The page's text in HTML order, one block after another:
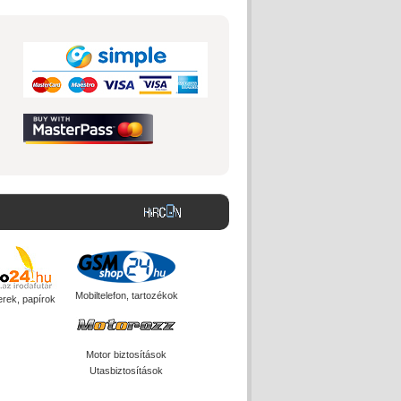
papírok
Mobiltelefon, tartozékok
Motor biztosítások
Utasbiztosítások